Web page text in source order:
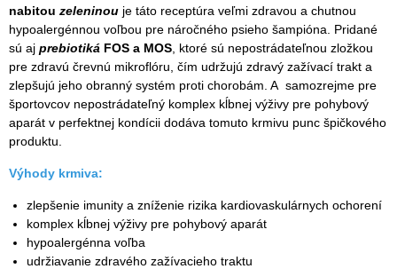
nabitou zeleninou je táto receptúra veľmi zdravou a chutnou
hypoalergénnou voľbou pre náročného psieho šampióna. Pridané
sú aj prebiotiká FOS a MOS , ktoré sú nepostrádateľnou zložkou
pre zdravú črevnú mikroflóru, čím udržujú zdravý zažívací trakt a
zlepšujú jeho obranný systém proti chorobám. A samozrejme pre
športovcov nepostrádateľný komplex kĺbnej výživy pre pohybový
aparát v perfektnej kondícii dodáva tomuto krmivu punc špičkového
produktu.
Výhody krmiva:
zlepšenie imunity a zníženie rizika kardiovaskulárnych ochorení
komplex kĺbnej výživy pre pohybový aparát
hypoalergénna voľba
udržiavanie zdravého zažívacieho traktu